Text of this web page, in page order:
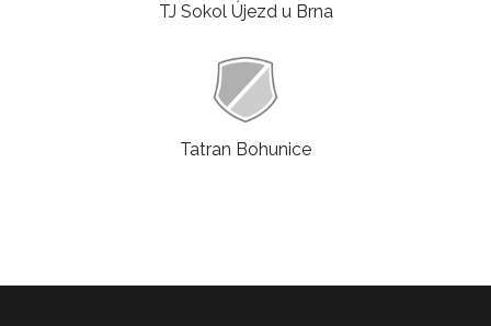
TJ Sokol Újezd u Brna
Tatran Bohunice